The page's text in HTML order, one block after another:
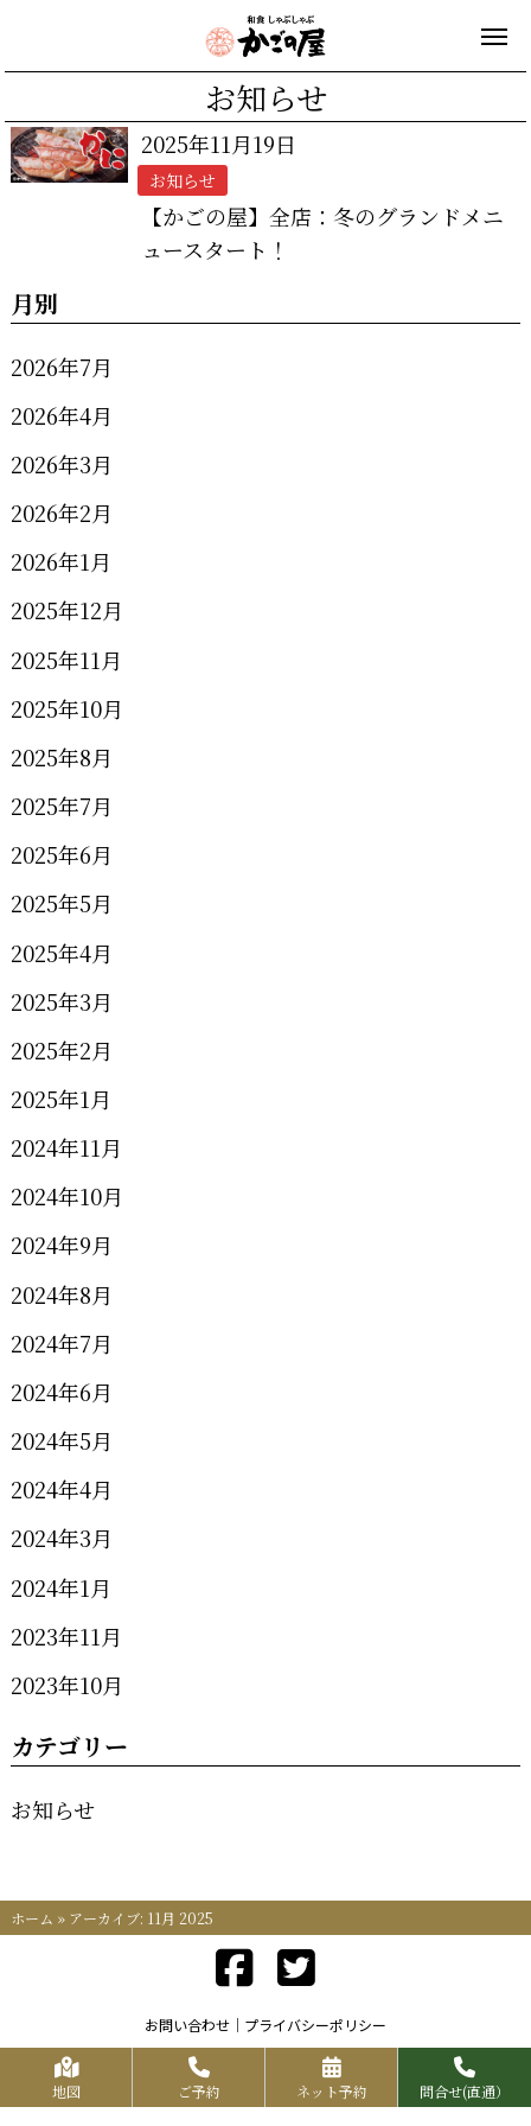
お知らせ
2025年11月19日
お知らせ
【かごの屋】全店：冬のグランドメニ
ュースタート！
月別
2026年7月
2026年4月
2026年3月
2026年2月
2026年1月
2025年12月
2025年11月
2025年10月
2025年8月
2025年7月
2025年6月
2025年5月
2025年4月
2025年3月
2025年2月
2025年1月
2024年11月
2024年10月
2024年9月
2024年8月
2024年7月
2024年6月
2024年5月
2024年4月
2024年3月
2024年1月
2023年11月
2023年10月
カテゴリー
お知らせ
ホーム » アーカイブ: 11月 2025
お問い合わせ プライバシーポリシー
Copyrights KR FOOD SERVICE All Rights Reserved.
地図 ご予約 ネット予約 問合せ(直通）